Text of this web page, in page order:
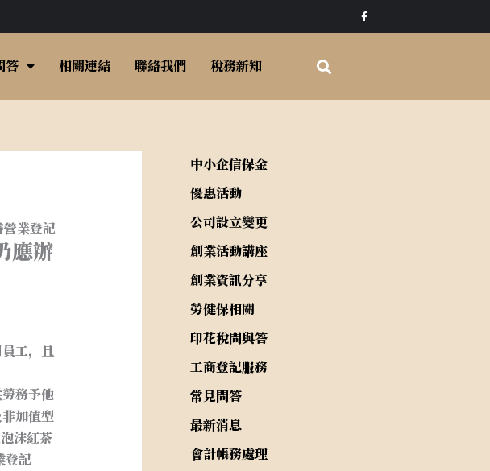
F
a
答 相關連結 聯絡我們 稅務新知
業登記
應辦
工，且
務予他
加值型
沫紅茶
登記
中小企信保金
優惠活動
公司設立變更
創業活動講座
創業資訊分享
勞健保相關
印花稅問與答
工商登記服務
常見問答
最新消息
會計帳務處理